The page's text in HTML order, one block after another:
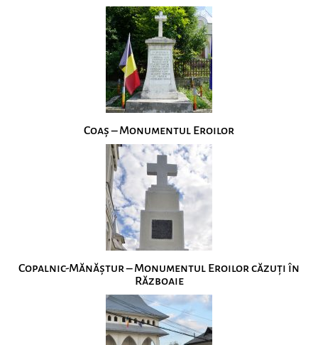
Coaș – Monumentul Eroilor
Copalnic-Mănăștur – Monumentul Eroilor căzuți în
Războaie